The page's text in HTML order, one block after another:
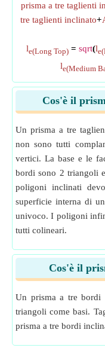
prisma a tre taglienti
tre taglienti inclinato+
le(Long Top)= sqrt(l
le(Medium
Cos'è il
Un prisma a tre
non sono tutti
vertici. La base e le
bordi sono 2 triangoli
poligoni inclinati
superficie interna di
univoco. I poligoni
tutti colineari.
Cos'è il
Un prisma a tre bordi
triangoli come basi.
prisma a tre bordi